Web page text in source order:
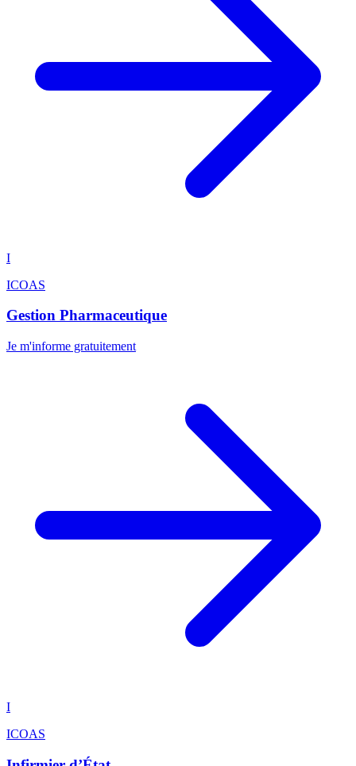
I
ICOAS
Gestion Pharmaceutique
Je m'informe gratuitement
I
ICOAS